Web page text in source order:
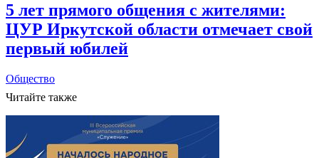
5 лет прямого общения с жителями:
ЦУР Иркутской области отмечает свой
первый юбилей
Общество
Читайте также